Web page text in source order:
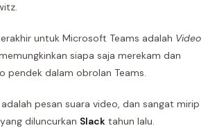
untuk Microsoft Teams adalah Video
siapa saja merekam dan
pendek dalam obrolan Teams.
pesan suara video, dan sangat mirip
diluncurkan Slack tahun lalu.